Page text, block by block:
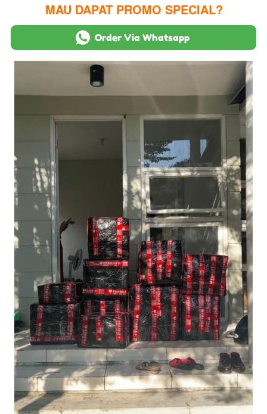
MAU DAPAT PROMO SPECIAL?
` Order Via Whatsapp